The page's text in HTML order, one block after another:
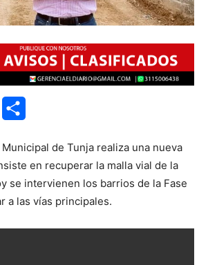
de Tunja realiza una nueva
en recuperar la malla vial de la
se intervienen los barrios de la Fase
a las vías principales.